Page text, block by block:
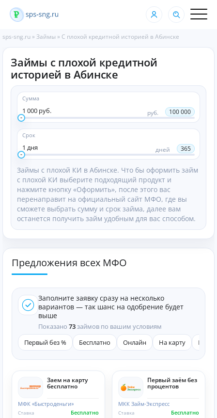
sps-sng.ru »Займы » С плохой кредитной историей в Абинске
Займы с плохой кредитной
историей в Абинске
Сумма
1 000 руб. руб. 100 000
Срок
1 дня дней 365
Займы с плохой КИ в Абинске. Что бы оформить займ
с плохой КИ выберите подходящий продукт и
нажмите кнопку «Оформить», после этого вас
перенаправит на официальный сайт МФО, где вы
сможете выбрать сумму и срок займа, далее вам
останется получить займ удобным для вас способом.
Предложения всех МФО
Заполните заявку сразу на несколько
вариантов — так шанс на одобрение будет
выше
Показано 73займов по вашим условиям
Первый без %
Бесплатно Онлайн На карту
Заем на карту
бесплатно
МФК «Быстроденьги»
Бесплатно
Ставка
Первый заём без
процентов
МКК Займ-Экспресс
Бесплатно
Ставка